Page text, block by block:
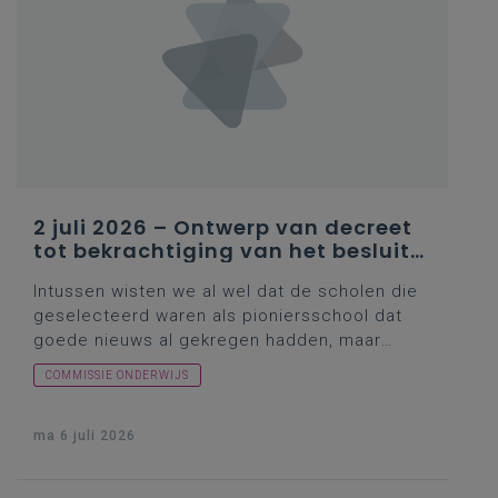
2 juli 2026 – Ontwerp van decreet
tot bekrachtiging van het besluit
juni 2026 over het tijdelijk project
met pioniersscholen in het kader
van de evolutie naar meer
kwalitatief en inclusiever
onderwijs: in het kort
Intussen wisten we al wel dat de scholen die
geselecteerd waren als pioniersschool dat
goede nieuws al gekregen hadden, maar
eigenlijk gingen de selectieprocedure en de
communicatie over het resultaat dus weer
zaak. De omgekeerde wereld, zoals Loes
COMMISSIE ONDERWIJS
ma 6 juli 2026